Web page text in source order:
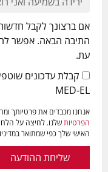
התיבה הבאה. אפשר
עת.
קבלת עדכונים
MED-EL
אנחנו מכבדים את פרטיותך
הפרטיותשלנו. לחיצה על
האישי שלך כפי שמתואר
שליחת ההודעה